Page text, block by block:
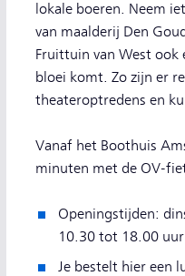
lokale boeren. Neem
van maalderij Den
Fruittuin van West
bloei komt. Zo zijn er
theateroptredens en
Vanaf het Boothuis
minuten met de OV-
Openingstijden:
10.30 tot 18.00 uur
Je bestelt hier een